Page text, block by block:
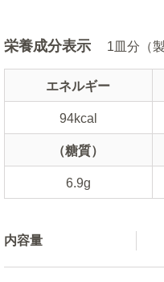
栄養成分表示 1皿分（
エネルギー
94kcal
（糖質）
6.9g
内容量